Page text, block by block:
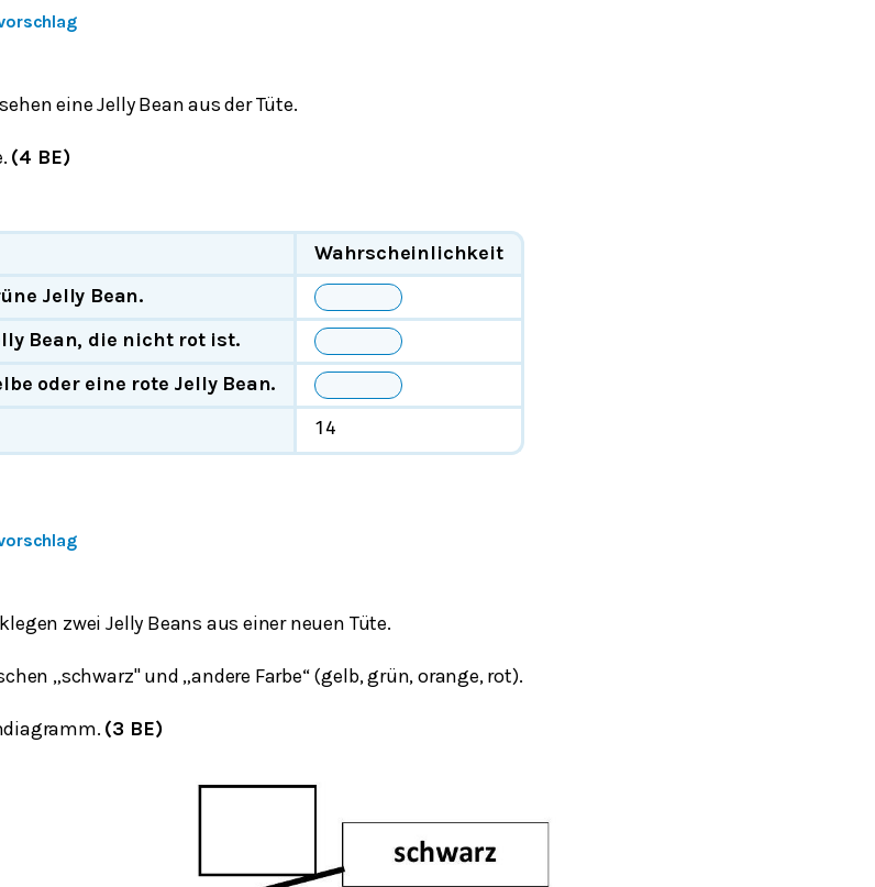
eine Jelly Bean aus der Tüte.
(4 BE)
Wahrscheinlichkeit
Jelly Bean.
Bean, die nicht rot ist.
oder eine rote Jelly Bean.
1 4
zwei Jelly Beans aus einer neuen Tüte.
„schwarz" und „andere Farbe“ (gelb, grün, orange, rot).
(3 BE)